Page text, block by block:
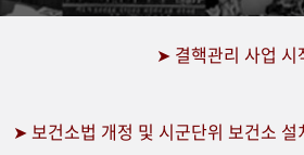
➤ 결핵관리 사업 시
➤ 보건소법 개정 및 시군단위 보건소 설